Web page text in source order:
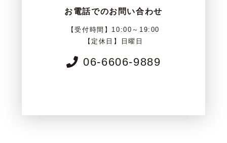
お電話でのお問い合わせ
【受付時間】10:00～19:00
【定休日】日曜日
06-6606-9889